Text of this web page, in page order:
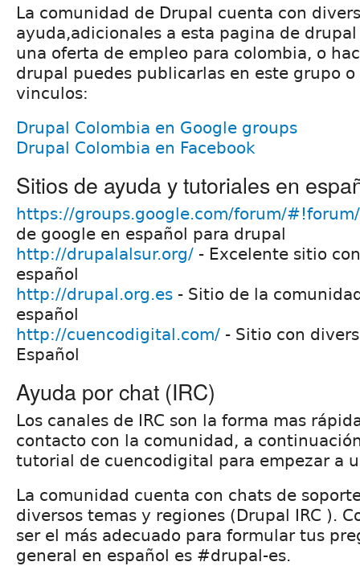
La comunidad de Drupal cuenta con
ayuda,adicionales a esta pagina de
una oferta de empleo para colombia, o
drupal puedes publicarlas en este grupo
vinculos:
Drupal Colombia en Google groups
Drupal Colombia en Facebook
Sitios de ayuda y tutoriales en
https://groups.google.com/forum/
de google en español para drupal
http://drupalalsur.org/ - Excelente sitio
español
http://drupal.org.es - Sitio de la
español
http://cuencodigital.com/ - Sitio con
Español
Ayuda por chat (IRC)
Los canales de IRC son la forma mas
contacto con la comunidad, a
tutorial de cuencodigital para empezar a
La comunidad cuenta con chats de
diversos temas y regiones (Drupal IRC ).
ser el más adecuado para formular tus
general en español es #drupal-es.